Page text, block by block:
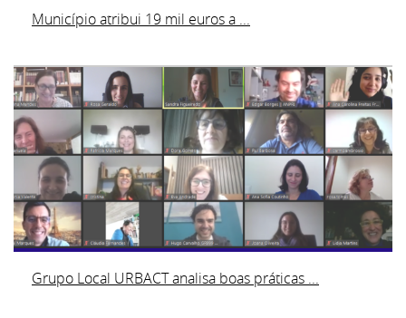
Município atribui 19 mil euros a ...
Grupo Local URBACT analisa boas práticas ...